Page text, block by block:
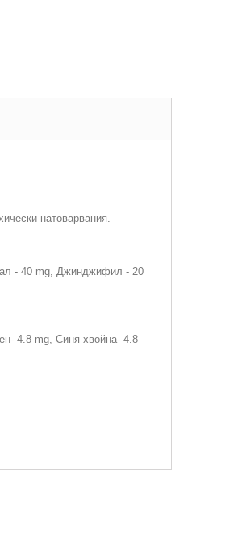
натоварвания.
- 40 mg, Джинджифил - 20
4.8 mg, Синя хвойна- 4.8